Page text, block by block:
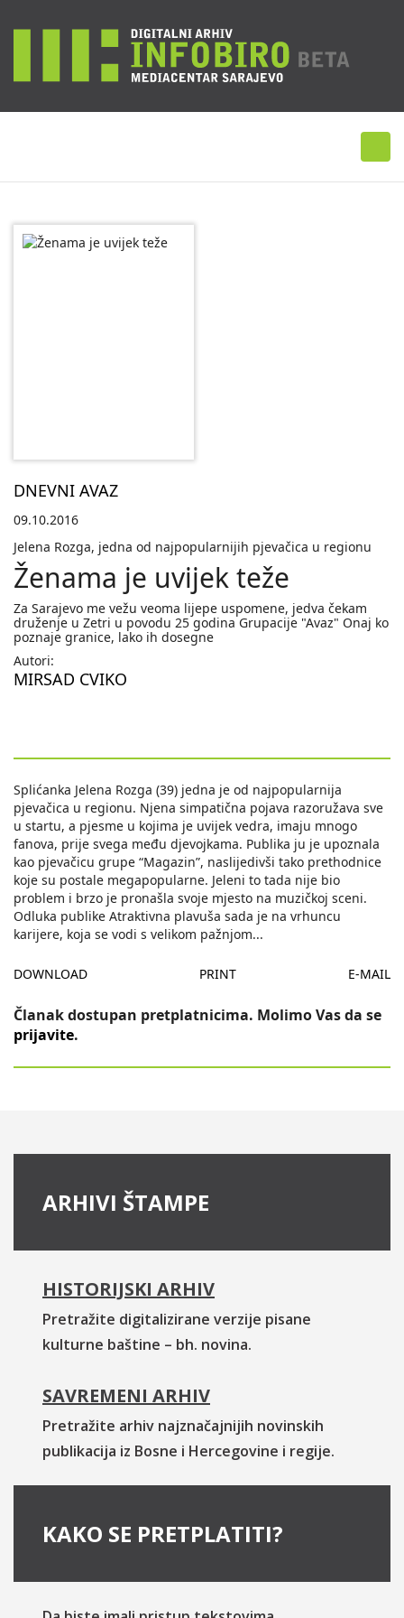
DNEVNI AVAZ
09.10.2016
Jelena Rozga, jedna od najpopularnijih pjevačica u regionu
Ženama je uvijek teže
Za Sarajevo me vežu veoma lijepe uspomene, jedva čekam
druženje u Zetri u povodu 25 godina Grupacije "Avaz" Onaj ko
poznaje granice, lako ih dosegne
Autori:
MIRSAD CVIKO
Splićanka Jelena Rozga (39) jedna je od najpopularnija
pjevačica u regionu. Njena simpatična pojava razoružava sve
u startu, a pjesme u kojima je uvijek vedra, imaju mnogo
fanova, prije svega među djevojkama. Publika ju je upoznala
kao pjevačicu grupe “Magazin”, naslijedivši tako prethodnice
koje su postale megapopularne. Jeleni to tada nije bio
problem i brzo je pronašla svoje mjesto na muzičkoj sceni.
Odluka publike Atraktivna plavuša sada je na vrhuncu
karijere, koja se vodi s velikom pažnjom...
DOWNLOAD PRINT E-MAIL
Članak dostupan pretplatnicima. Molimo Vas da se
prijavite.
ARHIVI ŠTAMPE
HISTORIJSKI ARHIV
Pretražite digitalizirane verzije pisane
kulturne baštine – bh. novina.
SAVREMENI ARHIV
Pretražite arhiv najznačajnijih novinskih
publikacija iz Bosne i Hercegovine i regije.
KAKO SE PRETPLATITI?